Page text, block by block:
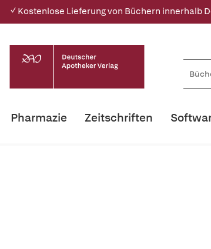
✓ Kostenlose Lieferung von Büchern innerhalb
Pharmazie Zeitschriften